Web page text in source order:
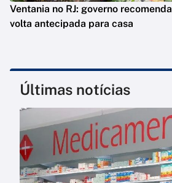
Ventania no RJ: governo recomenda
volta antecipada para casa
Últimas notícias